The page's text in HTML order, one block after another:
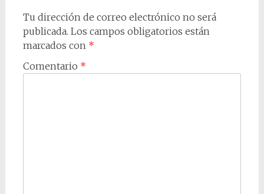
Tu dirección de correo electrónico no será
publicada. Los campos obligatorios están
marcados con *
Comentario *